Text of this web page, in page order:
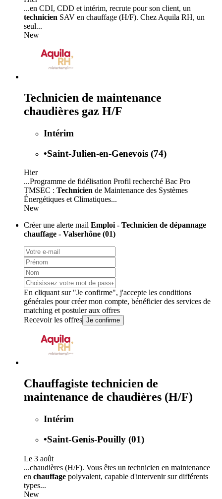
...en CDI, CDD et intérim, recrute pour son client, un
technicien SAV en chauffage (H/F). Chez Aquila RH, un
seul...
New
Technicien de maintenance
chaudières gaz H/F
Intérim
•Saint-Julien-en-Genevois (74)
Hier
...Programme de fidélisation Profil recherché Bac Pro
TMSEC : Technicien de Maintenance des Systèmes
Énergétiques et Climatiques...
New
Créer une alerte mail Emploi - Technicien de dépannage
chauffage - Valserhône (01)
En cliquant sur "Je confirme", j'accepte les conditions
générales pour créer mon compte, bénéficier des services de
matching et postuler aux offres
Recevoir les offres Je confirme
Chauffagiste technicien de
maintenance de chaudières (H/F)
Intérim
•Saint-Genis-Pouilly (01)
Le 3 août
...chaudières (H/F). Vous êtes un technicien en maintenance
en chauffage polyvalent, capable d'intervenir sur différents
types...
New